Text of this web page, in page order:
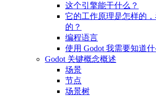
这个引擎能干什么？
它的工作原理是怎样的
的？
编程语言
使用 Godot 我需要知道什
Godot 关键概念概述
场景
节点
场景树